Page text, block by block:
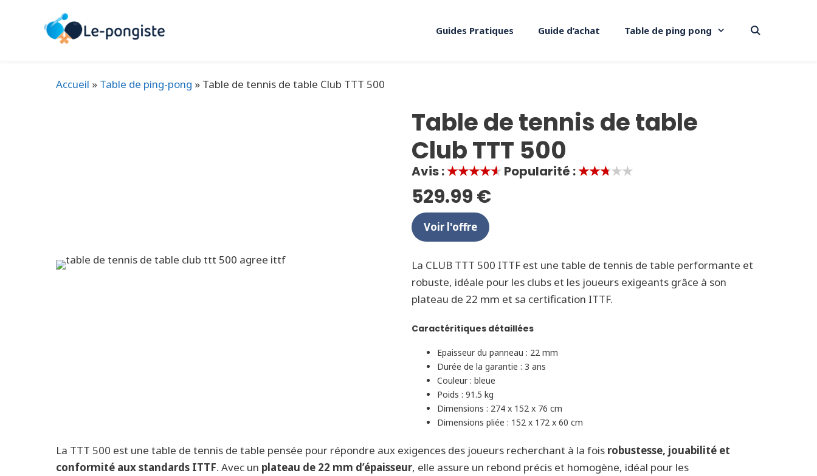
Guides Pratiques Guide d’achat Table de ping pong
Accueil » Table de ping-pong » Table de tennis de table Club TTT 500
Table de tennis de table
Club TTT 500
Avis :★★★★★Popularité :★★★★★
529.99 €
Voir l'offre
La CLUB TTT 500 ITTF est une table de tennis de table performante et
robuste, idéale pour les clubs et les joueurs exigeants grâce à son
plateau de 22 mm et sa certification ITTF.
Caractéritiques détaillées
Epaisseur du panneau : 22 mm
Durée de la garantie : 3 ans
Couleur : bleue
Poids : 91.5 kg
Dimensions : 274 x 152 x 76 cm
Dimensions pliée : 152 x 172 x 60 cm
La TTT 500 est une table de tennis de table pensée pour répondre aux exigences des joueurs recherchant à la fois robustesse, jouabilité et
conformité aux standards ITTF. Avec un plateau de 22 mm d’épaisseur, elle assure un rebond précis et homogène, idéal pour les